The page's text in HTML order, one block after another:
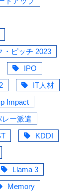
・ピッチ 2023
IPO
IT人材
Impact
ー派遣
KDDI
Llama 3
Memory